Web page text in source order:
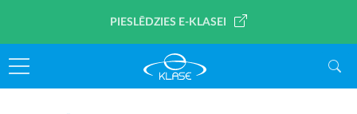
PIESLĒDZIES E-KLASEI